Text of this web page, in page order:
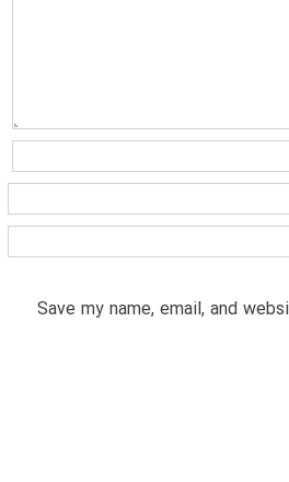
Save my name, email, and